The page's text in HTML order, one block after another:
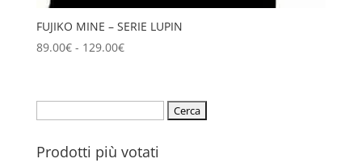
FUJIKO MINE – SERIE LUPIN
89.00€ - 129.00€Fascia
da
89.00€
129.00€
Prodotti più votati